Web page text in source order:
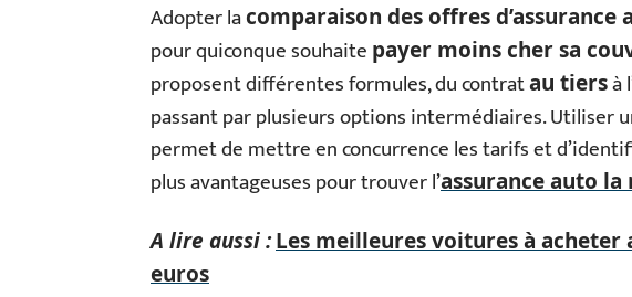
Adopter lacomparaison des offres d’assurance
pour quiconque souhaite payer moins cher sa
proposent différentes formules, du contratau tiersà
passant par plusieurs options intermédiaires. Utiliser
permet de mettre en concurrence les tarifs et
plus avantageuses pour trouver l’assurance auto la
A lire aussi :Les meilleures voitures à acheter
euros